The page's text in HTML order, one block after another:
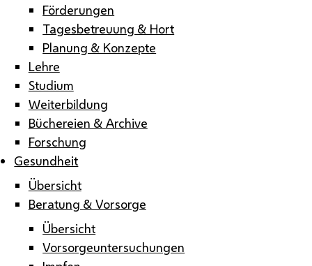
Förderungen
Tagesbetreuung & Hort
Planung & Konzepte
Lehre
Studium
Weiterbildung
Büchereien & Archive
Forschung
Gesundheit
Übersicht
Beratung & Vorsorge
Übersicht
Vorsorgeuntersuchungen